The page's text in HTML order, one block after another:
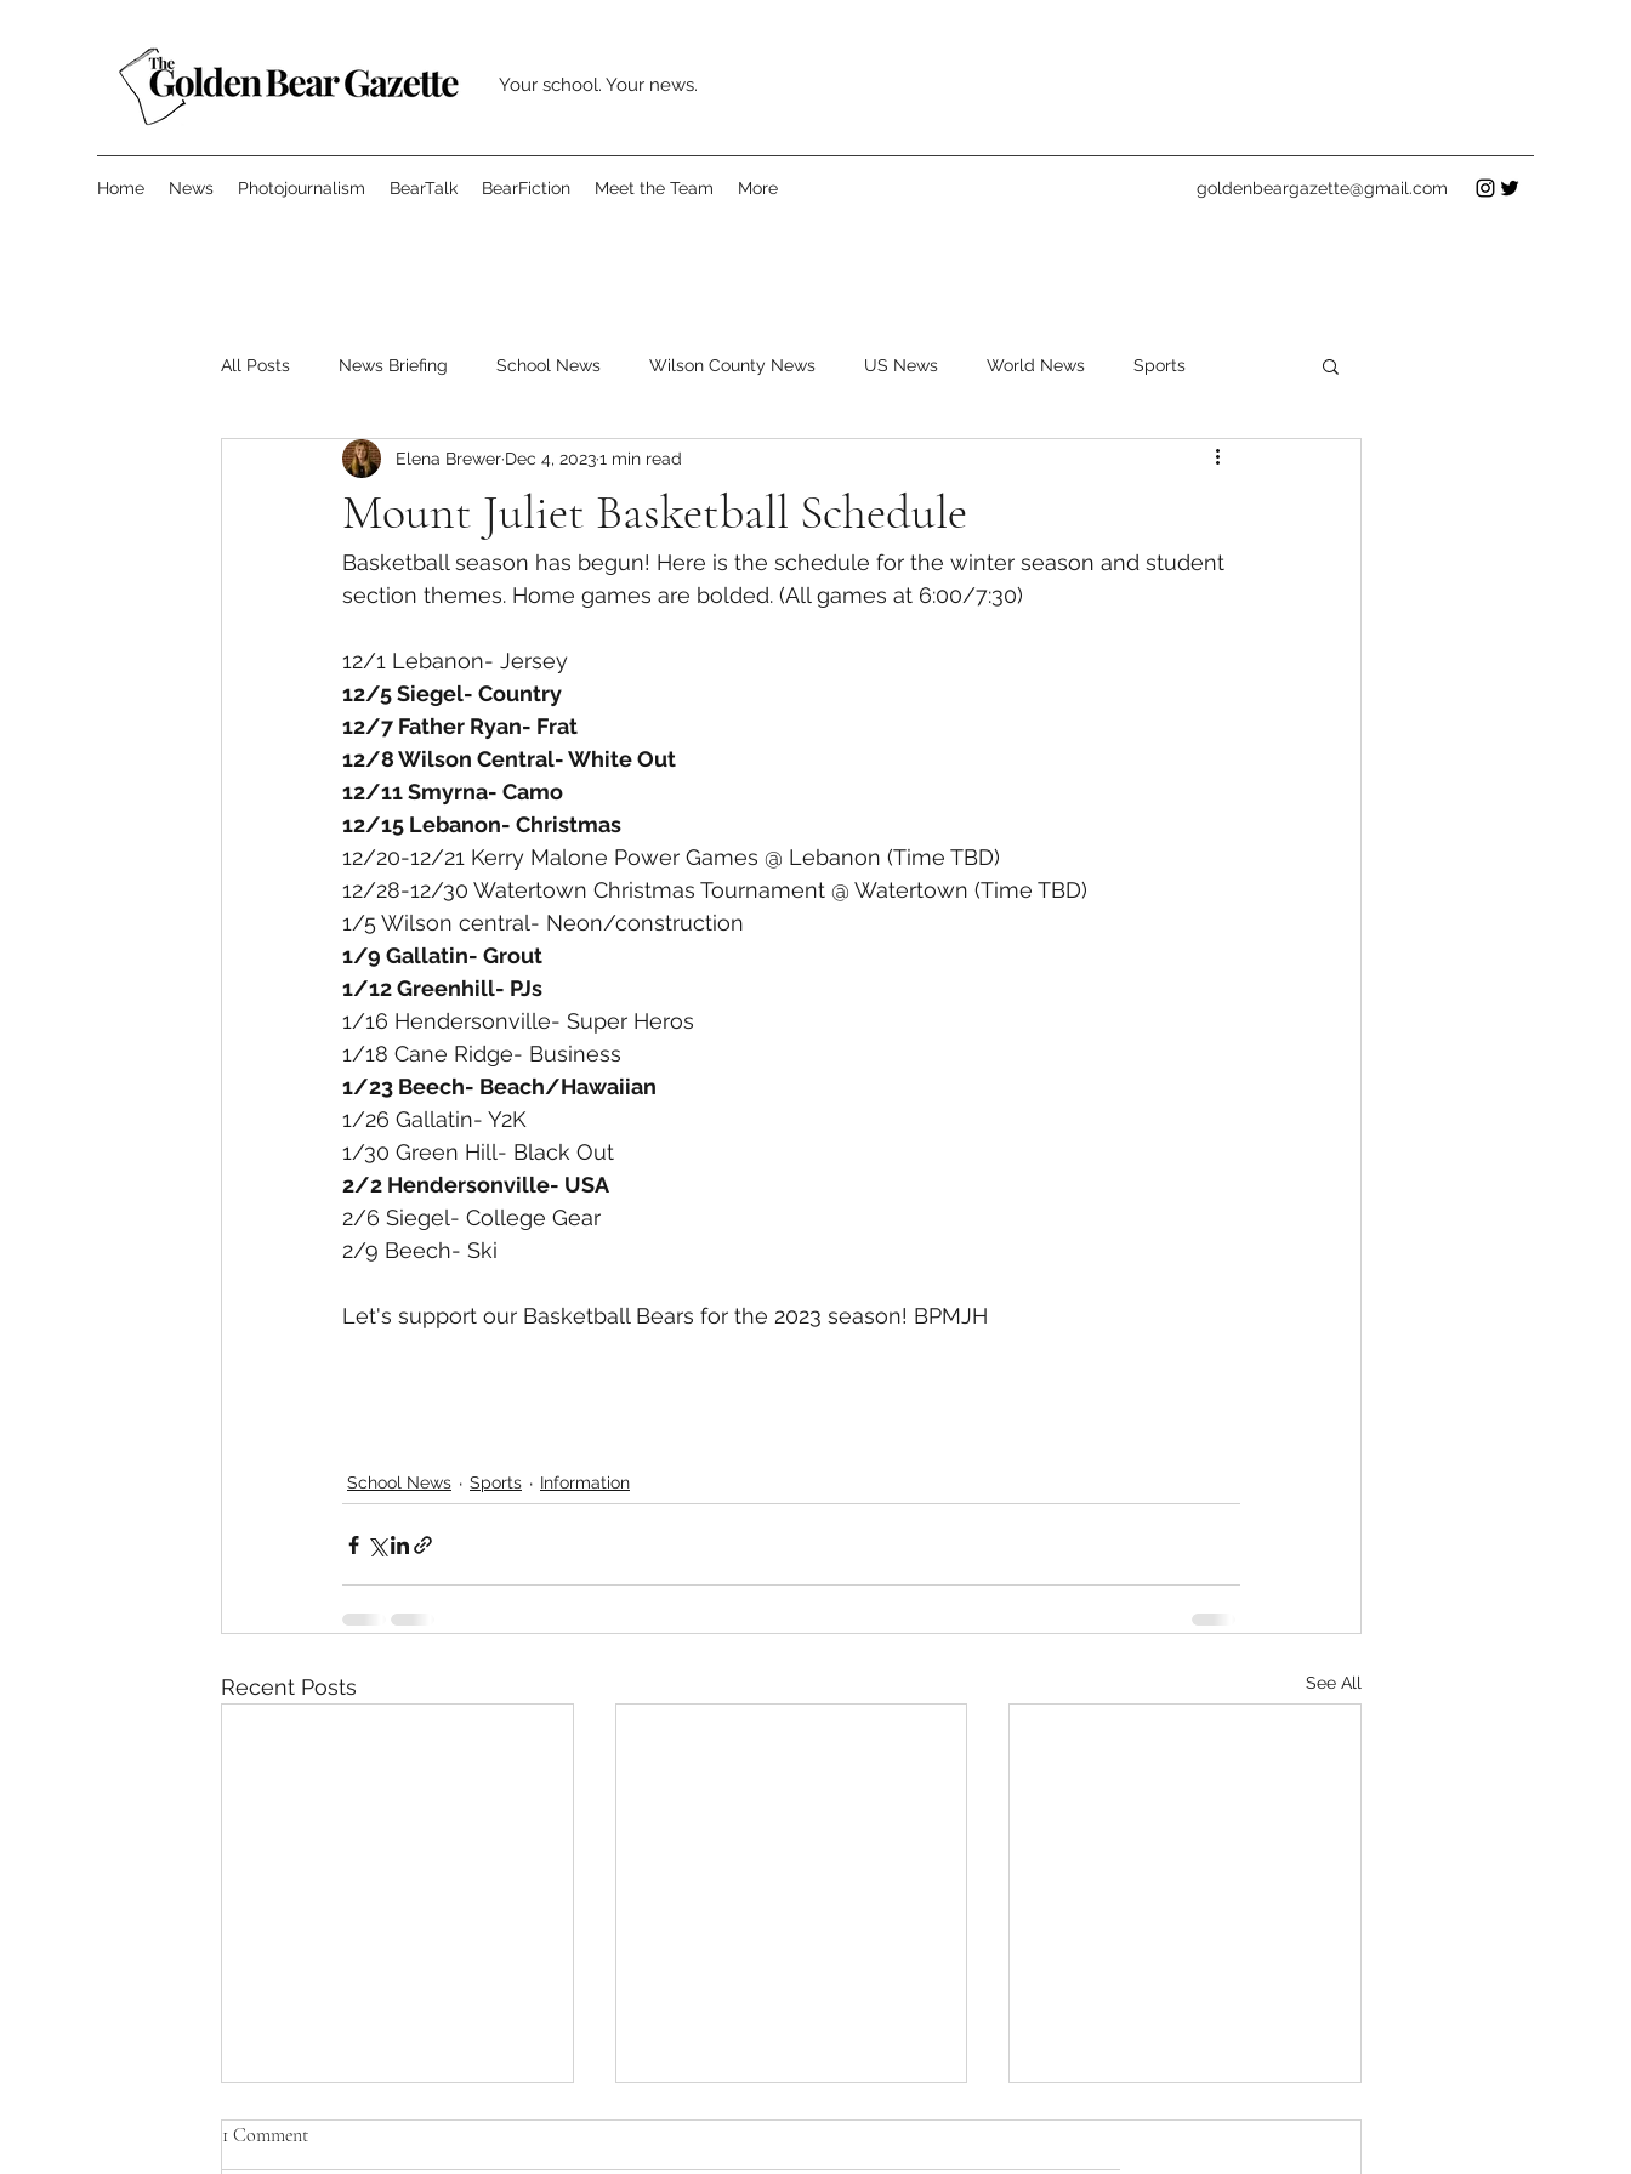
Your school. Your news.
Home News Photojournalism BearTalk BearFiction Meet the Team More goldenbeargazette@gmail.com
All Posts News Briefing School News Wilson County News US News World News Sports
Opinion Surveys Movies
Student Council Newsletters Information Media TV Shows Organizations Fine Arts MC JROTC
Mount Juliet Basketball Schedule
Elena Brewer Dec 4, 20231 min read
Basketball season has begun! Here is the schedule for the winter season and student
section themes. Home games are bolded. (All games at 6:00/7:30)
12/1 Lebanon- Jersey
12/5 Siegel- Country
12/7 Father Ryan- Frat
12/8 Wilson Central- White Out
12/11 Smyrna- Camo
12/15 Lebanon- Christmas
12/20-12/21 Kerry Malone Power Games @ Lebanon (Time TBD)
12/28-12/30 Watertown Christmas Tournament @ Watertown (Time TBD)
1/5 Wilson central- Neon/construction
1/9 Gallatin- Grout
1/12 Greenhill- PJs
1/16 Hendersonville- Super Heros
1/18 Cane Ridge- Business
1/23 Beech- Beach/Hawaiian
1/26 Gallatin- Y2K
1/30 Green Hill- Black Out
2/2 Hendersonville- USA
2/6 Siegel- College Gear
2/9 Beech- Ski
Let's support our Basketball Bears for the 2023 season! BPMJH
School News Sports Information
Recent Posts See All
1 Comment